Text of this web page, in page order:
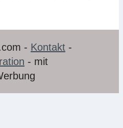
- Kontakt -
- mit